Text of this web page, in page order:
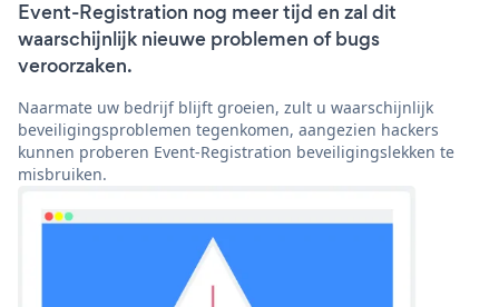
Event-Registration nog meer tijd en zal dit
waarschijnlijk nieuwe problemen of bugs
veroorzaken.
Naarmate uw bedrijf blijft groeien, zult u waarschijnlijk
beveiligingsproblemen tegenkomen, aangezien hackers
kunnen proberen Event-Registration beveiligingslekken te
misbruiken.